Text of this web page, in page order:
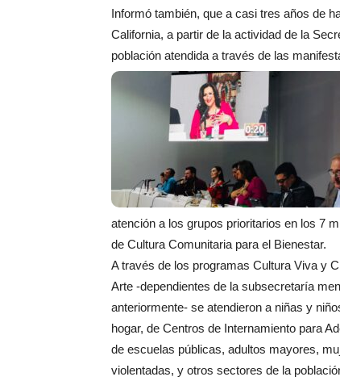
Informó también, que a casi tres años de
California, a partir de la actividad de la
población atendida a través de las
atención a los grupos prioritarios en los 7
de Cultura Comunitaria para el Bienestar.
A través de los programas Cultura Viva y
Arte -dependientes de la subsecretaría
anteriormente- se atendieron a niñas y
hogar, de Centros de Internamiento para
de escuelas públicas, adultos mayores,
violentadas, y otros sectores de la